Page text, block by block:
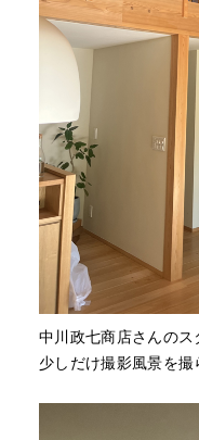
中川政七商店さんのス
少しだけ撮影風景を撮